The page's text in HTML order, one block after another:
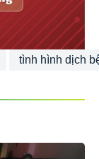
tình hình dịch